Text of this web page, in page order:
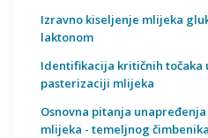
Izravno kiseljenje mlijeka
laktonom
Identifikacija kritičnih točaka
pasterizaciji mlijeka
Osnovna pitanja
mlijeka - temeljnog